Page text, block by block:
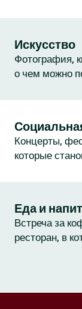
Искусство
Фотография,
о чем можно
Концерты,
которые
Еда и
Встреча за
ресторан, в